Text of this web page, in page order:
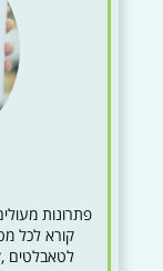
פתרונות
קורא לכל
לטאבלטים